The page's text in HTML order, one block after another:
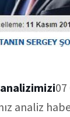
analiz